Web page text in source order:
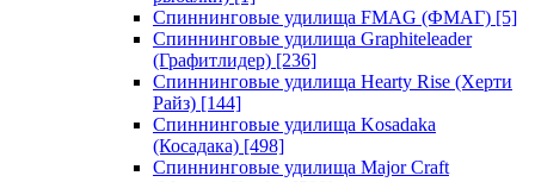
Спиннинговые удилища FMAG (ФМАГ) [5]
Спиннинговые удилища Graphiteleader
(Графитлидер) [236]
Спиннинговые удилища Hearty Rise (Херти
Райз) [144]
Спиннинговые удилища Kosadaka
(Косадака) [498]
Спиннинговые удилища Major Craft